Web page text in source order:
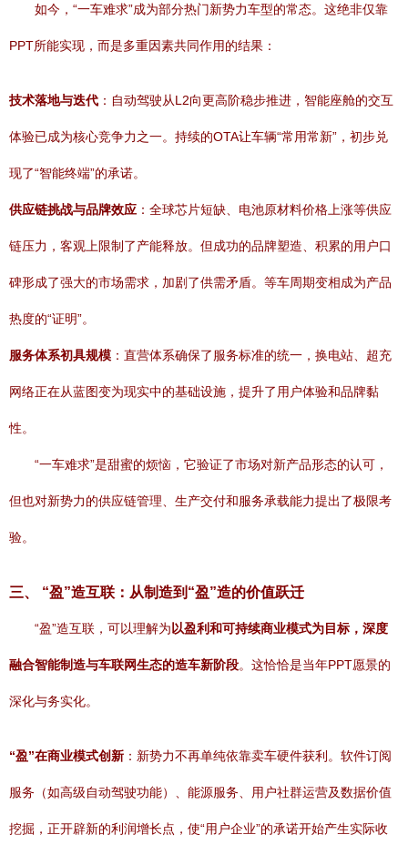
如今，“一车难求”成为部分热门新势力车型的常态。这绝非仅靠
PPT所能实现，而是多重因素共同作用的结果：
技术落地与迭代 ：自动驾驶从L2向更高阶稳步推进，智能座舱的交互
体验已成为核心竞争力之一。持续的OTA让车辆“常用常新”，初步兑
现了“智能终端”的承诺。
供应链挑战与品牌效应 ：全球芯片短缺、电池原材料价格上涨等供应
链压力，客观上限制了产能释放。但成功的品牌塑造、积累的用户口
碑形成了强大的市场需求，加剧了供需矛盾。等车周期变相成为产品
热度的“证明”。
服务体系初具规模 ：直营体系确保了服务标准的统一，换电站、超充
网络正在从蓝图变为现实中的基础设施，提升了用户体验和品牌黏
性。
“一车难求”是甜蜜的烦恼，它验证了市场对新产品形态的认可，
但也对新势力的供应链管理、生产交付和服务承载能力提出了极限考
验。
三、 “盈”造互联：从制造到“盈”造的价值跃迁
“盈”造互联，可以理解为 以盈利和可持续商业模式为目标，深度
融合智能制造与车联网生态的造车新阶段。这恰恰是当年PPT愿景的
深化与务实化。
“盈”在商业模式创新 ：新势力不再单纯依靠卖车硬件获利。软件订阅
服务（如高级自动驾驶功能）、能源服务、用户社群运营及数据价值
挖掘，正开辟新的利润增长点，使“用户企业”的承诺开始产生实际收